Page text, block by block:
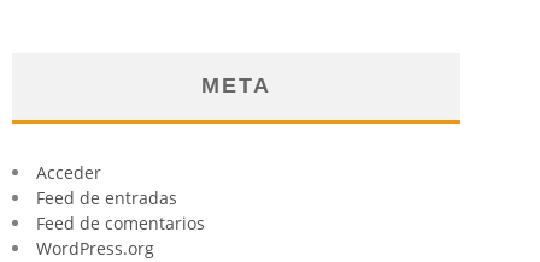
META
Acceder
Feed de entradas
Feed de comentarios
WordPress.org